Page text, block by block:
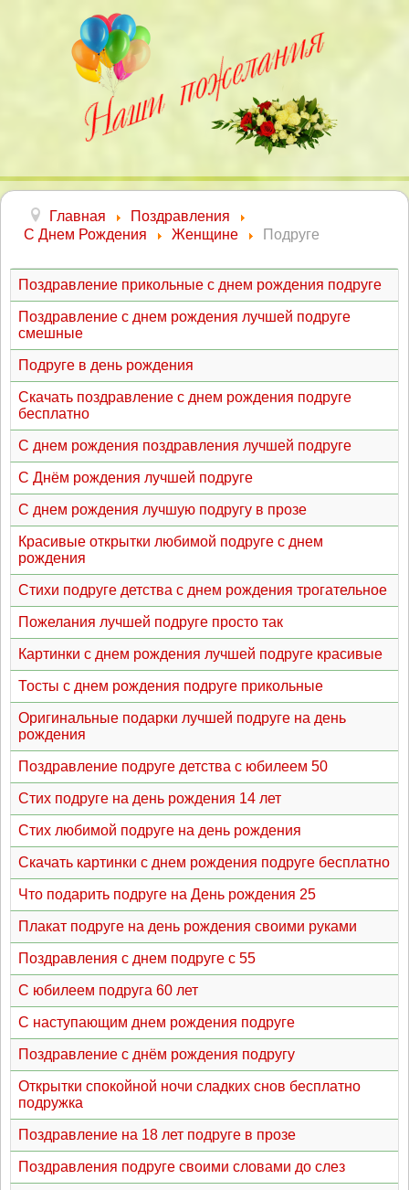
Главная
Поздравления
С Днем Рождения
Женщине Подруге
Поздравление прикольные с днем рождения подруге
Поздравление с днем рождения лучшей подруге
смешные
Подруге в день рождения
Скачать поздравление с днем рождения подруге
бесплатно
С днем рождения поздравления лучшей подруге
С Днём рождения лучшей подруге
С днем рождения лучшую подругу в прозе
Красивые открытки любимой подруге с днем
рождения
Стихи подруге детства с днем рождения трогательное
Пожелания лучшей подруге просто так
Картинки с днем рождения лучшей подруге красивые
Тосты с днем рождения подруге прикольные
Оригинальные подарки лучшей подруге на день
рождения
Поздравление подруге детства с юбилеем 50
Стих подруге на день рождения 14 лет
Стих любимой подруге на день рождения
Скачать картинки с днем рождения подруге бесплатно
Что подарить подруге на День рождения 25
Плакат подруге на день рождения своими руками
Поздравления с днем подруге с 55
С юбилеем подруга 60 лет
С наступающим днем рождения подруге
Поздравление с днём рождения подругу
Открытки спокойной ночи сладких снов бесплатно
подружка
Поздравление на 18 лет подруге в прозе
Поздравления подруге своими словами до слез